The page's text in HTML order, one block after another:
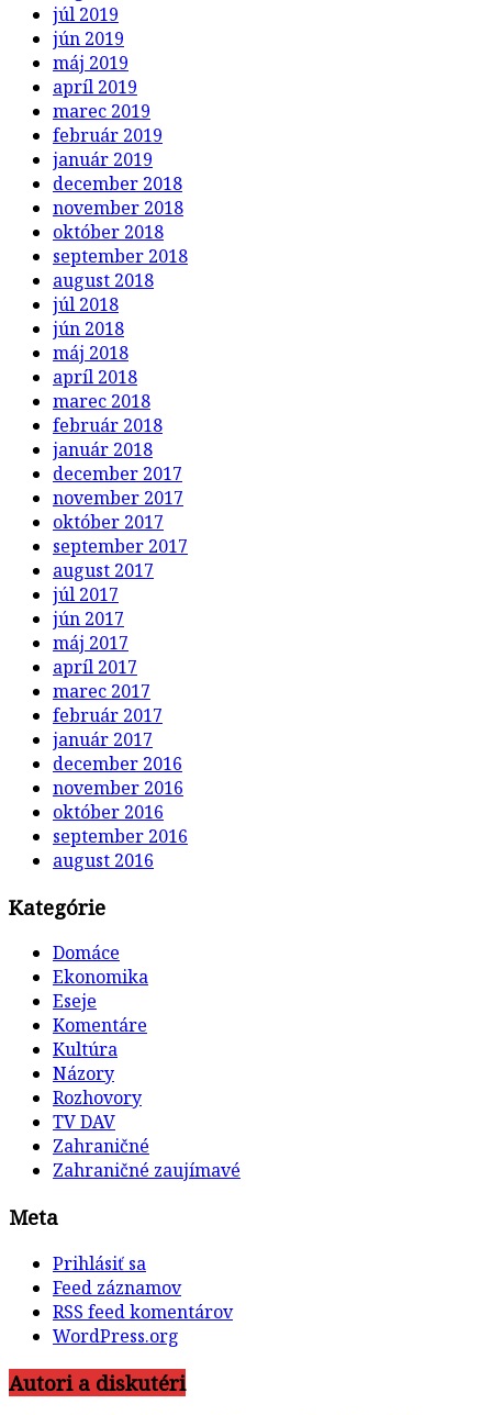
júl 2019
jún 2019
máj 2019
apríl 2019
marec 2019
február 2019
január 2019
december 2018
november 2018
október 2018
september 2018
august 2018
júl 2018
jún 2018
máj 2018
apríl 2018
marec 2018
február 2018
január 2018
december 2017
november 2017
október 2017
september 2017
august 2017
júl 2017
jún 2017
máj 2017
apríl 2017
marec 2017
február 2017
január 2017
december 2016
november 2016
október 2016
september 2016
august 2016
Kategórie
Domáce
Ekonomika
Eseje
Komentáre
Kultúra
Názory
Rozhovory
TV DAV
Zahraničné
Zahraničné zaujímavé
Meta
Prihlásiť sa
Feed záznamov
RSS feed komentárov
WordPress.org
Autori a diskutéri